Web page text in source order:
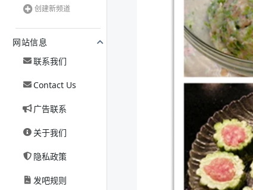
创建新频道
网站信息
联系我们
Contact Us
广告联系
关于我们
隐私政策
发吧规则